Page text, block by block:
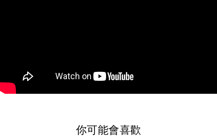
你可能會喜歡